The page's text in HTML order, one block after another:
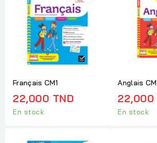
Français CM1
22,000 TND
En stock
Anglais
22,000
En stock